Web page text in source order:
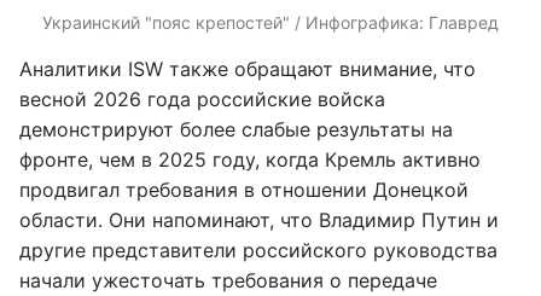
Украинский "пояс крепостей" / Инфографика: Главред
Аналитики ISW также обращают внимание, что
весной 2026 года российские войска
демонстрируют более слабые результаты на
фронте, чем в 2025 году, когда Кремль активно
продвигал требования в отношении Донецкой
области. Они напоминают, что Владимир Путин и
другие представители российского руководства
начали ужесточать требования о передаче